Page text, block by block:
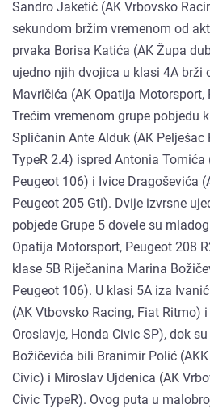
Sandro Jaketič (AK Vrbovsko
sekundom bržim vremenom od
prvaka Borisa Katića (AK Župa
ujedno njih dvojica u klasi 4A brži
Mavričića (AK Opatija Motorsport,
Trećim vremenom grupe pobjedu
Splićanin Ante Alduk (AK Pelješac
TypeR 2.4) ispred Antonia Tomića
Peugeot 106) i Ivice Dragoševića
Peugeot 205 Gti). Dvije izvrsne
pobjede Grupe 5 dovele su
Opatija Motorsport, Peugeot 208
klase 5B Riječanina Marina
Peugeot 106). U klasi 5A iza
(AK Vtbovsko Racing, Fiat Ritmo)
Oroslavje, Honda Civic SP), dok
Božičevića bili Branimir Polić
Civic) i Miroslav Ujdenica (AK
Civic TypeR). Ovog puta u